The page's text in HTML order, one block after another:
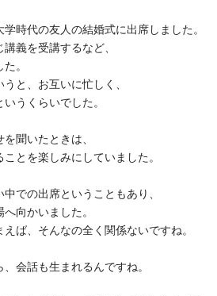
時代の友人の結婚式に出席しました。
義を受講するなど、
。
と、お互いに忙しく、
うくらいでした。
聞いたときは、
とを楽しみにしていました。
での出席ということもあり、
向かいました。
ば、そんなの全く関係ないですね。
会話も生まれるんですね。